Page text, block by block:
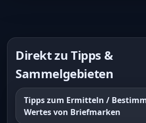
Direkt zu Tipps &
Sammelgebieten
Tipps zum Ermitteln /
Wertes von Briefmarken